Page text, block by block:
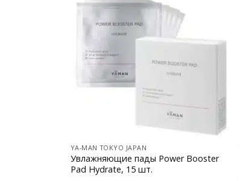
YA-MAN TOKYO JAPAN
Увлажняющие пады Power Booster
Pad Hydrate, 15 шт.